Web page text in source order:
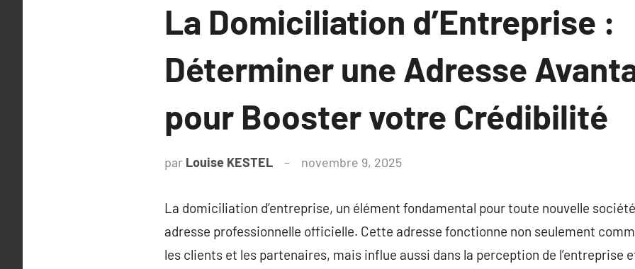
La Domiciliation d’Entreprise :
Déterminer une Adresse
pour Booster votre Crédibilité
par Louise KESTEL novembre 9, 2025
La domiciliation d’entreprise, un élément fondamental pour toute nouvelle
adresse professionnelle officielle. Cette adresse fonctionne non seulement
les clients et les partenaires, mais influe aussi dans la perception de l’entreprise